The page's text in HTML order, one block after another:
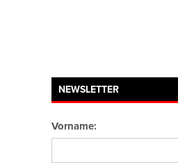
NEWSLETTER
Vorname: